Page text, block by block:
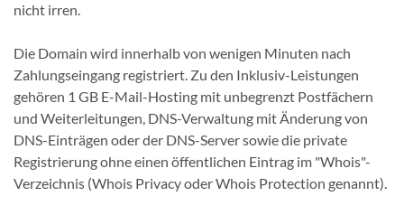
nicht irren.
Die Domain wird innerhalb von wenigen Minuten nach
Zahlungseingang registriert. Zu den Inklusiv-Leistungen
gehören 1 GB E-Mail-Hosting mit unbegrenzt Postfächern
und Weiterleitungen, DNS-Verwaltung mit Änderung von
DNS-Einträgen oder der DNS-Server sowie die private
Registrierung ohne einen öffentlichen Eintrag im "Whois"-
Verzeichnis (Whois Privacy oder Whois Protection genannt).